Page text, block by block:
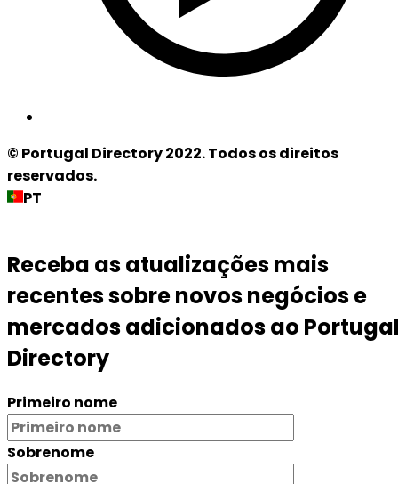
© Portugal Directory 2022. Todos os direitos
reservados.
PT
Receba as atualizações mais
recentes sobre novos negócios e
mercados adicionados ao
Directory
Primeiro nome
Sobrenome